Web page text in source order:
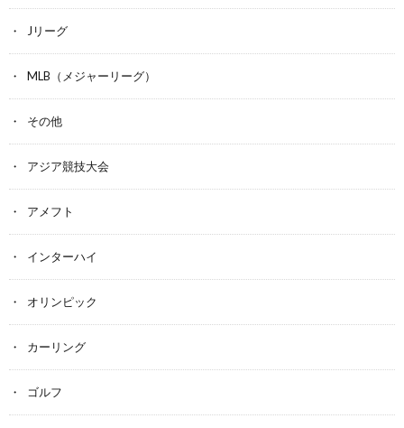
Jリーグ
MLB（メジャーリーグ）
その他
アジア競技大会
アメフト
インターハイ
オリンピック
カーリング
ゴルフ